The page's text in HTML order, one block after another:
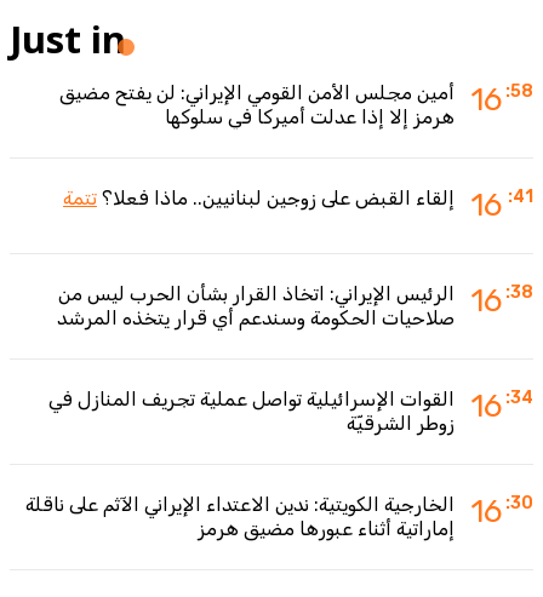
Just in
16 :58
أمين مجلس الأمن القومي الإيراني: لن يفتح مضيق
هرمز إلا إذا عدلت أميركا في سلوكها
16 :41 إلقاء القبض على زوجين لبنانيين.. ماذا فعلا؟ تتمة
16 :38
الرئيس الإيراني: اتخاذ القرار بشأن الحرب ليس من
صلاحيات الحكومة وسندعم أي قرار يتخذه المرشد
16 :34
القوات الإسرائيلية تواصل عملية تجريف المنازل في
زوطر الشرقيّة
16 :30
الخارجية الكويتية: ندين الاعتداء الإيراني الآثم على ناقلة
إماراتية أثناء عبورها مضيق هرمز